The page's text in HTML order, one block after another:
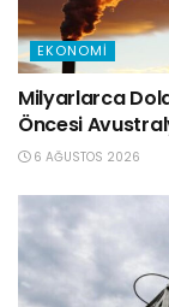
EKONOMI
Milyarlarca
Öncesi
6 AĞUSTOS 2026